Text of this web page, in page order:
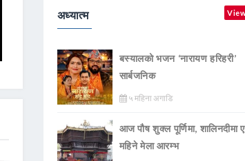
अध्यात्म
बस्यालको भजन ‘नारायण हरिहरी’
सार्बजनिक
५ महिना अगाडि
आज पौष शुक्ल पूर्णिमा, शालिनदीमा
महिने मेला आरम्भ